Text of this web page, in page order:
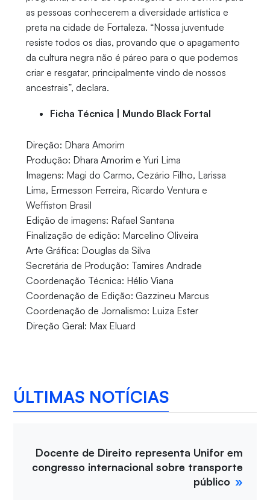
as pessoas conhecerem a diversidade artística e
preta na cidade de Fortaleza. “Nossa juventude
resiste todos os dias, provando que o apagamento
da cultura negra não é páreo para o que podemos
criar e resgatar, principalmente vindo de nossos
ancestrais”, declara.
Ficha Técnica | Mundo Black Fortal
Direção: Dhara Amorim
Produção: Dhara Amorim e Yuri Lima
Imagens: Magi do Carmo, Cezário Filho, Larissa
Lima, Ermesson Ferreira, Ricardo Ventura e
Weffiston Brasil
Edição de imagens: Rafael Santana
Finalização de edição: Marcelino Oliveira
Arte Gráfica: Douglas da Silva
Secretária de Produção: Tamires Andrade
Coordenação Técnica: Hélio Viana
Coordenação de Edição: Gazzineu Marcus
Coordenação de Jornalismo: Luiza Ester
Direção Geral: Max Eluard
ÚLTIMAS NOTÍCIAS
Docente de Direito representa Unifor em
congresso internacional sobre transporte
público